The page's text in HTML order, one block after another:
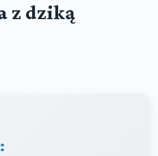
z dziką